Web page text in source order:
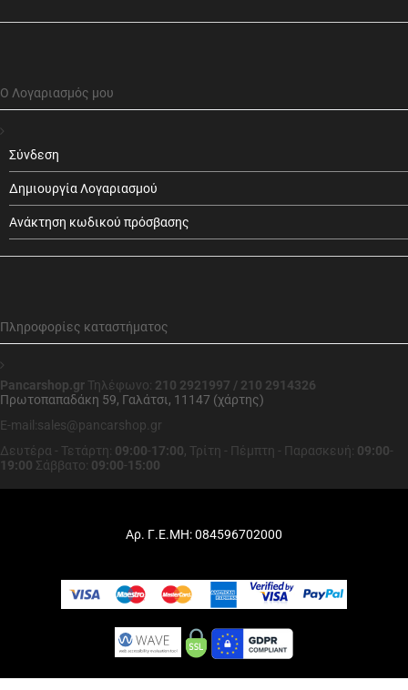
Ο Λογαριασμός μου
Σύνδεση
Δημιουργία Λογαριασμού
Ανάκτηση κωδικού πρόσβασης
Πληροφορίες καταστήματος
Pancarshop.gr Τηλέφωνο: 210 2921997 / 210 2914326
Πρωτοπαπαδάκη 59, Γαλάτσι, 11147 (χάρτης)
E-mail:sales@pancarshop.gr
Δευτέρα - Τετάρτη: 09:00-17:00, Τρίτη - Πέμπτη - Παρασκευή: 09:00-
19:00 Σάββατο: 09:00-15:00
Αρ. Γ.Ε.ΜΗ: 084596702000